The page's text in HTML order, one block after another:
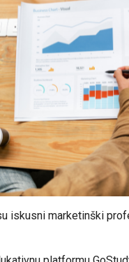
iskusni marketinški